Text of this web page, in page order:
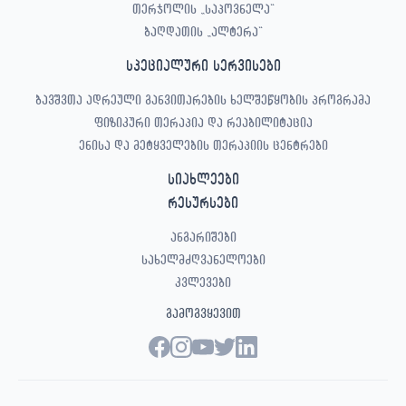
თერჯოლის „საპოვნელა“
ბაღდათის „ალტერა“
სპეციალური სერვისები
ბავშვთა ადრეული განვითარების ხელშეწყობის პროგრამა
ფიზიკური თერაპია და რეაბილიტაცია
ენისა და მეტყველების თერაპიის ცენტრები
სიახლეები
რესურსები
ანგარიშები
სახელმძღვანელოები
კვლევები
გამოგვყევით